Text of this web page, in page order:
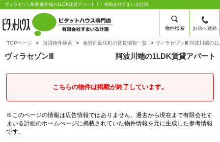
物件検索 お店へ連絡
ヴィラセゾンⅢ 阿波川端の1LDK賃貸アパート！｜有限会社すまいる計画
TOPページ 賃貸物件検索 板野郡藍住町の賃貸情報一覧 ヴィラセゾンⅢ 阿波川端の
ヴィラセゾンⅢ 阿波川端の1LDK賃貸アパート
こちらの物件は掲載が終了しています。
※このページの情報は広告情報ではありません。過去から現在まで有限会社す
まいる計画のホームぺージに掲載されていた物件情報を元に生成した参考情報
です。